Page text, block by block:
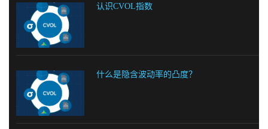
认识CVOL指数
什么是隐含波动率的凸度？